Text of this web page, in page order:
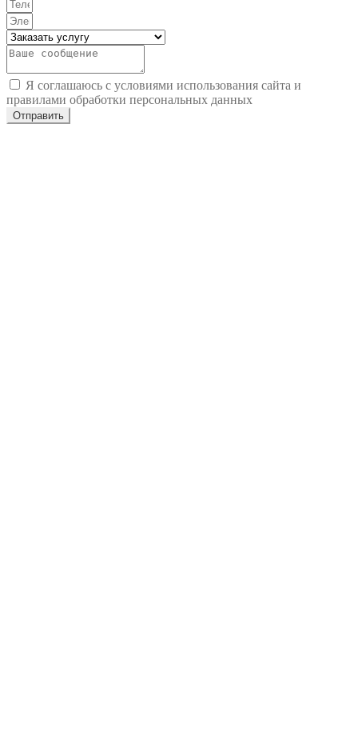
Я соглашаюсь с условиями использования сайта и
правилами обработки персональных данных
Отправить